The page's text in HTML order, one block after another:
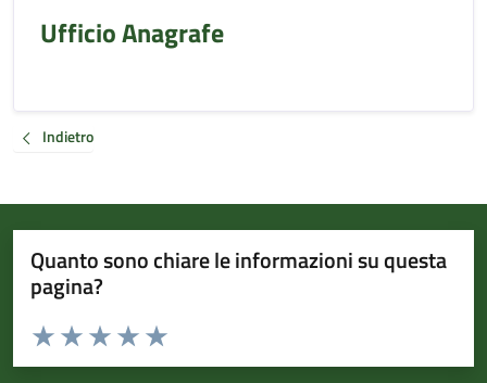
Ufficio Anagrafe
Indietro
Quanto sono chiare le informazioni su questa
pagina?
Valuta da 1 a 5 stelle la pagina
Valuta 5 stelle su 5
Valuta 4 stelle su 5
Valuta 3 stelle su 5
Valuta 2 stelle su 5
Valuta 1 stelle su 5